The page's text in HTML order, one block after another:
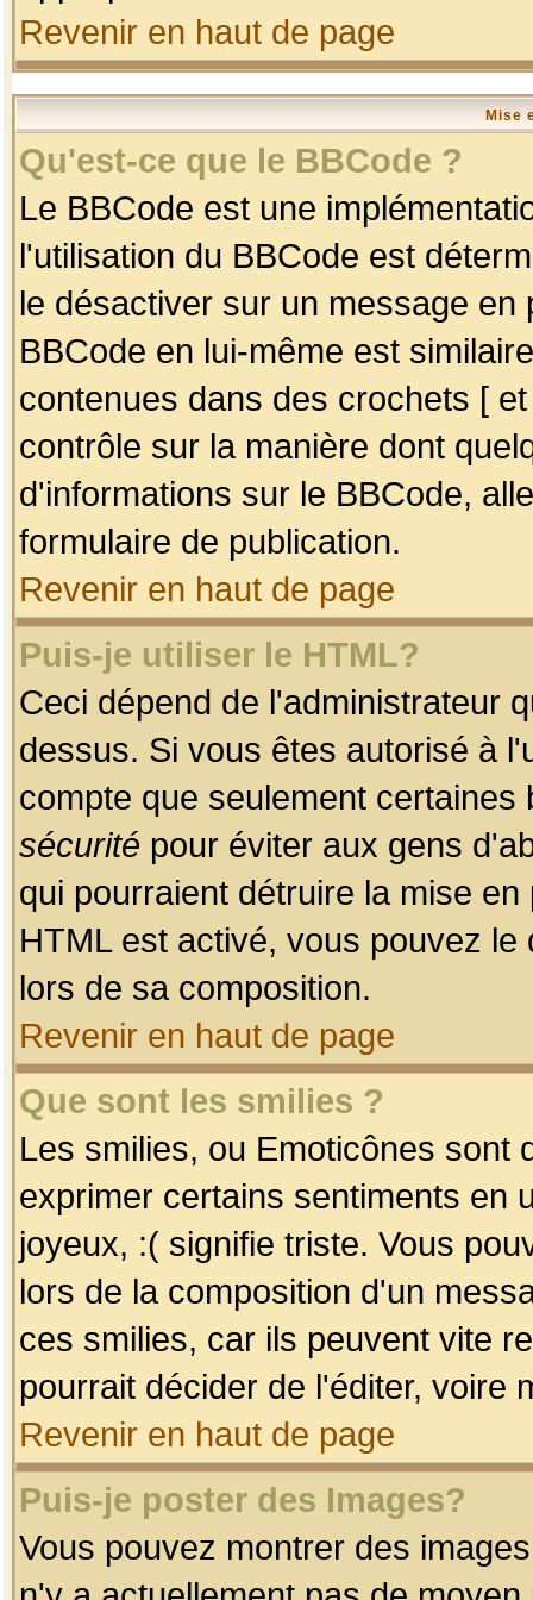
Revenir en haut de page
Mise
Qu'est-ce que le BBCode ?
Le BBCode est une
l'utilisation du BBCode est
le désactiver sur un message
BBCode en lui-même est
contenues dans des crochets [
contrôle sur la manière dont
d'informations sur le BBCode,
formulaire de publication.
Revenir en haut de page
Puis-je utiliser le HTML?
Ceci dépend de l'administrateur
dessus. Si vous êtes autorisé à
compte que seulement
sécurité pour éviter aux gens
qui pourraient détruire la mise
HTML est activé, vous pouvez
lors de sa composition.
Revenir en haut de page
Que sont les smilies ?
Les smilies, ou Emoticônes sont
exprimer certains sentiments en
joyeux, :( signifie triste. Vous
lors de la composition d'un
ces smilies, car ils peuvent vite
pourrait décider de l'éditer, voire
Revenir en haut de page
Puis-je poster des Images?
Vous pouvez montrer des